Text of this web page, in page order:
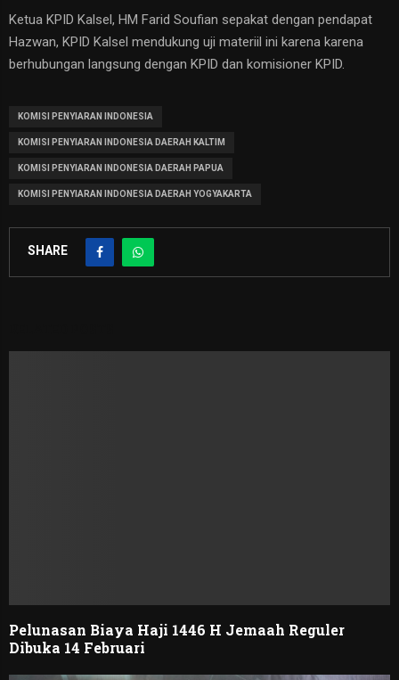
Ketua KPID Kalsel, HM Farid Soufian sepakat dengan pendapat
Hazwan, KPID Kalsel mendukung uji materiil ini karena karena
berhubungan langsung dengan KPID dan komisioner KPID.
KOMISI PENYIARAN INDONESIA
KOMISI PENYIARAN INDONESIA DAERAH KALTIM
KOMISI PENYIARAN INDONESIA DAERAH PAPUA
KOMISI PENYIARAN INDONESIA DAERAH YOGYAKARTA
SHARE
Pelunasan Biaya Haji 1446 H Jemaah Reguler
Dibuka 14 Februari